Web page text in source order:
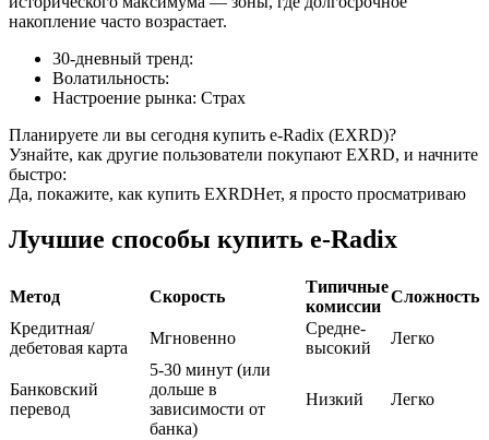
сырьевые товары
USDC фьючерсы
накопление часто возрастает.
30-дневный тренд:
Волатильность:
Настроение рынка: Страх
Планируете ли вы сегодня купить e-Radix (EXRD)?
Узнайте, как другие пользователи покупают EXRD, и начните
быстро:
Да, покажите, как купить EXRDНет, я просто просматриваю
Лучшие способы купить e-Radix
Метод Скорость
Типичные
комиссии
Сложность
Кредитная/
дебетовая карта
Мгновенно
Средне-
высокий
Легко
Банковский
перевод
5-30 минут (или
дольше в
зависимости от
банка)
Низкий Легко